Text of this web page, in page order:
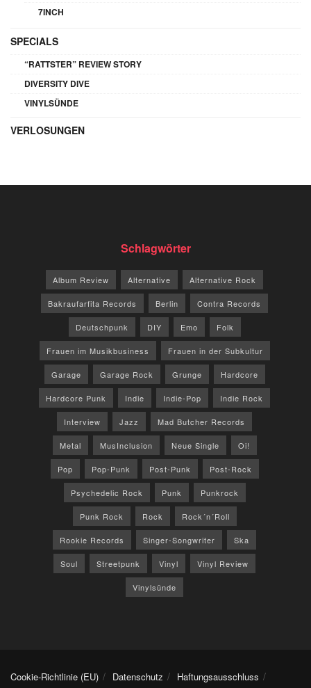
7INCH
SPECIALS
“RATTSTER” REVIEW STORY
DIVERSITY DIVE
VINYLSÜNDE
VERLOSUNGEN
Schlagwörter
Album Review Alternative Alternative Rock
Bakraufarfita Records Berlin Contra Records
Deutschpunk DIY Emo Folk
Frauen im Musikbusiness Frauen in der Subkultur
Garage Garage Rock Grunge Hardcore
Hardcore Punk Indie Indie-Pop Indie Rock
Interview Jazz Mad Butcher Records
Metal MusInclusion Neue Single Oi!
Pop Pop-Punk Post-Punk Post-Rock
Psychedelic Rock Punk Punkrock
Punk Rock Rock Rock´n´Roll
Rookie Records Singer-Songwriter Ska
Soul Streetpunk Vinyl Vinyl Review
Vinylsünde
Cookie-Richtlinie (EU) Datenschutz
Haftungsausschluss